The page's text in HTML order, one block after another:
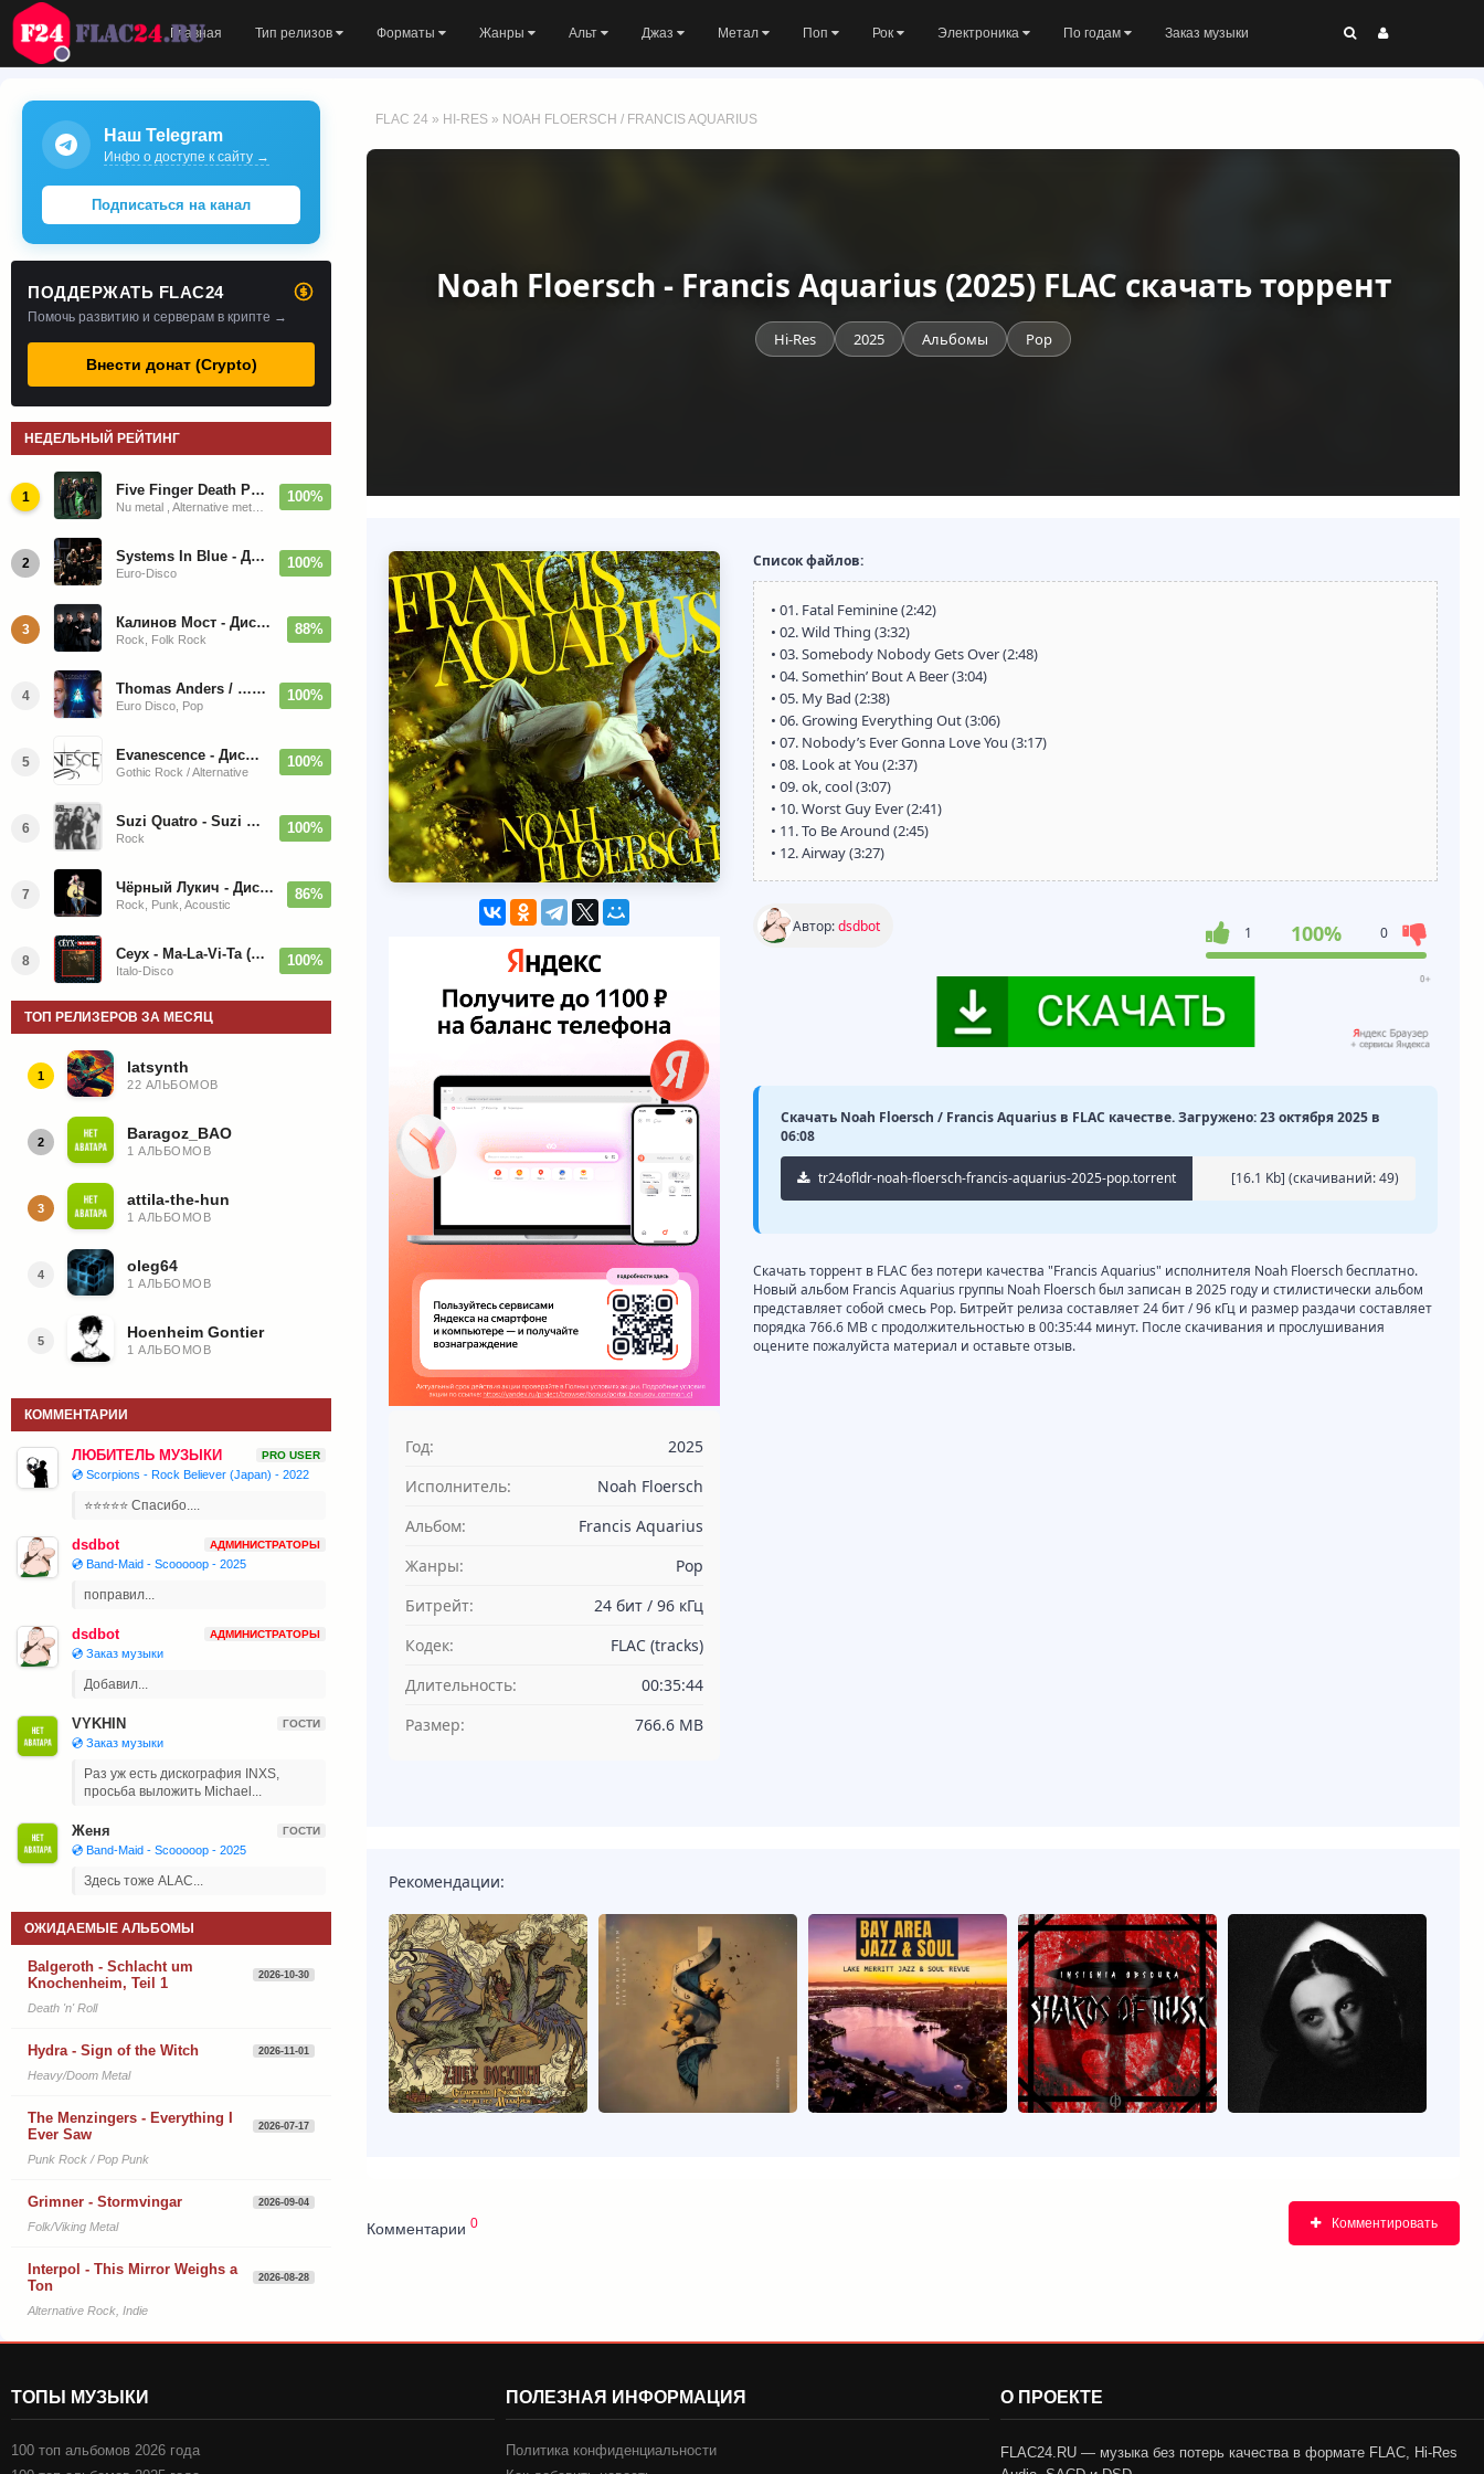
Главная Тип релизов Форматы Жанры Альт Джаз Метал Поп Рок Электроника По годам Заказ музыки
FLAC 24 » HI-RES » NOAH FLOERSCH / FRANCIS AQUARIUS
Noah Floersch - Francis Aquarius (2025) FLAC скачать торрент
Hi-Res 2025 Альбомы Pop
Год:
2025
Исполнитель:
Noah Floersch
Альбом:
Francis Aquarius
Жанры:
Pop
Битрейт:
24 бит / 96 кГц
Кодек:
FLAC (tracks)
Длительность:
00:35:44
Размер:
766.6 MB
Список файлов:
• 01. Fatal Feminine (2:42)
• 02. Wild Thing (3:32)
• 03. Somebody Nobody Gets Over (2:48)
• 04. Somethin’ Bout A Beer (3:04)
• 05. My Bad (2:38)
• 06. Growing Everything Out (3:06)
• 07. Nobody’s Ever Gonna Love You (3:17)
• 08. Look at You (2:37)
• 09. ok, cool (3:07)
• 10. Worst Guy Ever (2:41)
• 11. To Be Around (2:45)
• 12. Airway (3:27)
Автор:dsdbot 1 100% 0
Скачать Noah Floersch / Francis Aquarius в FLAC качестве. Загружено: 23 октября 2025 в
06:08
tr24ofldr-noah-floersch-francis-aquarius-2025-pop.torrent [16.1 Kb] (cкачиваний: 49)
Скачать торрент в FLAC без потери качества "Francis Aquarius" исполнителя Noah Floersch бесплатно.
Новый альбом Francis Aquarius группы Noah Floersch был записан в 2025 году и стилистически альбом
представляет собой смесь Pop. Битрейт релиза составляет 24 бит / 96 кГц и размер раздачи составляет
порядка 766.6 MB с продолжительностью в 00:35:44 минут. После скачивания и прослушивания
оцените пожалуйста материал и оставьте отзыв.
Рекомендации:
Комментарии 0 Комментировать
Наш Telegram
Инфо о доступе к сайту →
Подписаться на канал
ПОДДЕРЖАТЬ FLAC24
Помочь развитию и серверам в крипте →
Внести донат (Crypto)
НЕДЕЛЬНЫЙ РЕЙТИНГ
1 Five Finger Death Punch - Дискография (2008-2026) 100%
2 Systems In Blue - Дискография (2020-2026)
Euro-Disco
100%
3 Калинов Мост - Дискография (1986-2026)
Rock, Folk Rock
88%
4 Thomas Anders / … Sings Modern Talking: The Best hi-res
Euro Disco, Pop
100%
5 Evanescence - Дискография (1998-2026)
Gothic Rock / Alternative
100%
6 Suzi Quatro - Suzi Quatro (Bonus Tracks, Remaster) 1973/2022
Rock
100%
7 Чёрный Лукич - Дискография (1987-2014)
Rock, Punk, Acoustic
86%
8 Ceyx - Ma-La-Vi-Ta (12'' Maxi-Single)
Italo-Disco
100%
ТОП РЕЛИЗЕРОВ ЗА МЕСЯЦ
1 latsynth
22 АЛЬБОМОВ
2 Baragoz_BAO
1 АЛЬБОМОВ
3 attila-the-hun
1 АЛЬБОМОВ
4 oleg64
1 АЛЬБОМОВ
5 Hoenheim Gontier
1 АЛЬБОМОВ
КОММЕНТАРИИ
ЛЮБИТЕЛЬ МУЗЫКИ PRO USER
💿 Scorpions - Rock Believer (Japan) - 2022
⭐⭐⭐⭐⭐ Спасибо....
dsdbot АДМИНИСТРАТОРЫ
💿 Band-Maid - Scooooop - 2025
поправил...
dsdbot АДМИНИСТРАТОРЫ
💿 Заказ музыки
Добавил...
VYKHIN ГОСТИ
💿 Заказ музыки
Раз уж есть дискография INXS,
просьба выложить Michael...
Женя ГОСТИ
💿 Band-Maid - Scooooop - 2025
Здесь тоже ALAC...
ОЖИДАЕМЫЕ АЛЬБОМЫ
Balgeroth - Schlacht um
Knochenheim, Teil 1
2026-10-30
Death 'n' Roll
Hydra - Sign of the Witch 2026-11-01
Heavy/Doom Metal
The Menzingers - Everything I
Ever Saw
2026-07-17
Punk Rock / Pop Punk
Grimner - Stormvingar 2026-09-04
Folk/Viking Metal
Interpol - This Mirror Weighs a
Ton
2026-08-28
Alternative Rock, Indie
ТОПЫ МУЗЫКИ
100 топ альбомов 2026 года
ПОЛЕЗНАЯ ИНФОРМАЦИЯ
Политика конфиденциальности
О ПРОЕКТЕ
FLAC24.RU — музыка без потерь качества в формате FLAC, Hi-Res